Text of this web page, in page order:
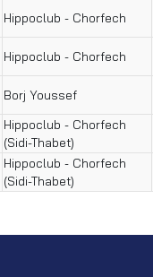
Hippoclub - Chorfech
Hippoclub - Chorfech
Borj Youssef
Hippoclub - Chorfech
(Sidi-Thabet)
Hippoclub - Chorfech
(Sidi-Thabet)